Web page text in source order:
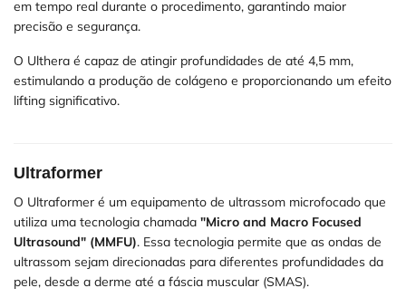
em tempo real durante o procedimento, garantindo maior
precisão e segurança.
O Ulthera é capaz de atingir profundidades de até 4,5 mm,
estimulando a produção de colágeno e proporcionando um efeito
lifting significativo.
Ultraformer
O Ultraformer é um equipamento de ultrassom microfocado que
utiliza uma tecnologia chamada "Micro and Macro Focused
Ultrasound" (MMFU). Essa tecnologia permite que as ondas de
ultrassom sejam direcionadas para diferentes profundidades da
pele, desde a derme até a fáscia muscular (SMAS).